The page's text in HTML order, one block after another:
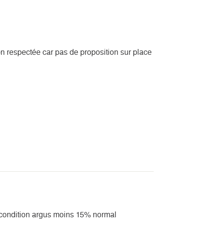
respectée car pas de proposition sur place
argus moins 15% normal